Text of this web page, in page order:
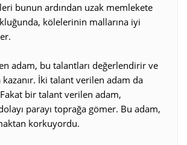
bunun ardından uzak memlekete
kölelerinin mallarına iyi
adam, bu talantları değerlendirir ve
İki talant verilen adam da
Fakat bir talant verilen adam,
parayı toprağa gömer. Bu adam,
korkuyordu.